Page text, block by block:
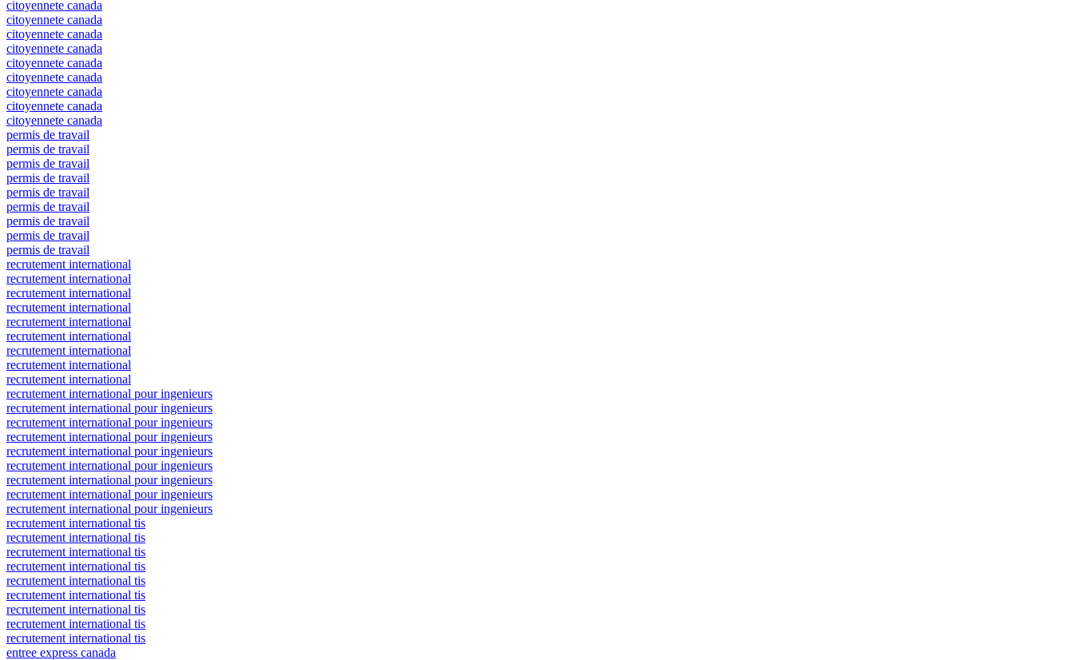
citoyennete canada
citoyennete canada
citoyennete canada
citoyennete canada
citoyennete canada
citoyennete canada
citoyennete canada
citoyennete canada
citoyennete canada
permis de travail
permis de travail
permis de travail
permis de travail
permis de travail
permis de travail
permis de travail
permis de travail
permis de travail
recrutement international
recrutement international
recrutement international
recrutement international
recrutement international
recrutement international
recrutement international
recrutement international
recrutement international
recrutement international pour ingenieurs
recrutement international pour ingenieurs
recrutement international pour ingenieurs
recrutement international pour ingenieurs
recrutement international pour ingenieurs
recrutement international pour ingenieurs
recrutement international pour ingenieurs
recrutement international pour ingenieurs
recrutement international pour ingenieurs
recrutement international tis
recrutement international tis
recrutement international tis
recrutement international tis
recrutement international tis
recrutement international tis
recrutement international tis
recrutement international tis
recrutement international tis
entree express canada